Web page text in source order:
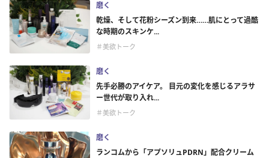
磨く
乾燥、そして花粉シーズン到来……肌にとって過酷
な時期のスキンケ...
＃美欲トーク
磨く
先手必勝のアイケア。 目元の変化を感じるアラサ
ー世代が取り入れ...
＃美欲トーク
磨く
ランコムから「アプソリュPDRN」配合クリーム